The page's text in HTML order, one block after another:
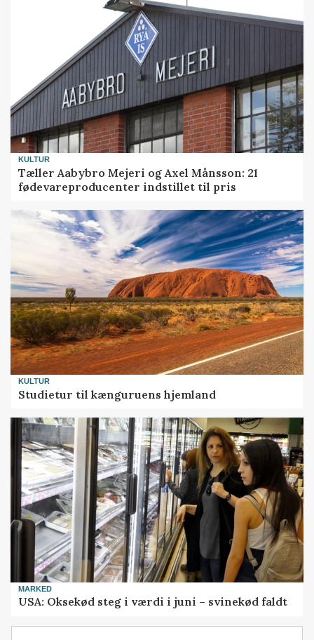
KULTUR
Tæller Aabybro Mejeri og Axel Månsson: 21
fødevareproducenter indstillet til pris
KULTUR
Studietur til kænguruens hjemland
MARKED
USA: Oksekød steg i værdi i juni – svinekød faldt